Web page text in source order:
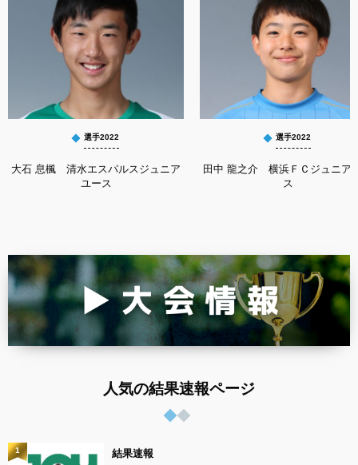
選手2022
大石 息楓 清水エスパルスジュニア
ユース
選手2022
田中 龍之介 横浜ＦＣジュニア
ス
人気の結果速報ページ
結果速報
1